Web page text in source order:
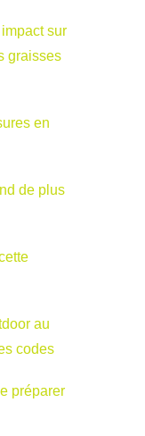
sur
graisses
en
de plus
au
codes
préparer